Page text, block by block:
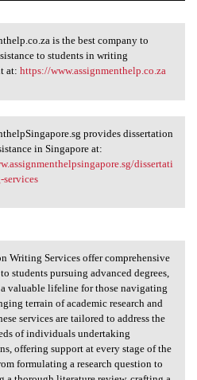
is the
is the best company to
to students in writing
at: https://www.assignmenthelp.co.za
provides dissertation
in Singapore at:
dissertati
Writing Services
Writing Services offer comprehensive
students pursuing advanced degrees,
valuable lifeline for those navigating
terrain of academic research and
services are tailored to address the
of individuals undertaking
offering support at every stage of the
formulating a research question to